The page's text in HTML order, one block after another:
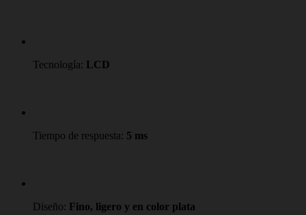
Tecnología: LCD
Tiempo de respuesta: 5 ms
Diseño: Fino, ligero y en color plata